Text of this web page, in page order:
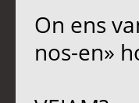
On ens
nos-en»